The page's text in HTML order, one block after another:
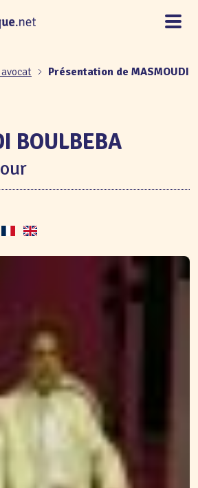
Présentation de MASMOUDI
BOULBEBA